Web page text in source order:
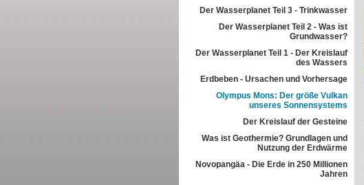
Der Wasserplanet Teil 3 - Trinkwasser
Der Wasserplanet Teil 2 - Was ist
Grundwasser?
Der Wasserplanet Teil 1 - Der Kreislauf
des Wassers
Erdbeben - Ursachen und Vorhersage
Olympus Mons: Der größe Vulkan
unseres Sonnensystems
Der Kreislauf der Gesteine
Was ist Geothermie? Grundlagen und
Nutzung der Erdwärme
Novopangäa - Die Erde in 250 Millionen
Jahren